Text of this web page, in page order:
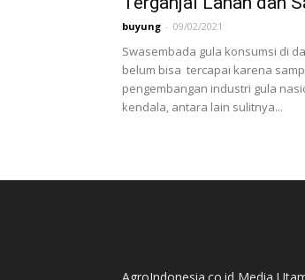
buyung - 09/02/2021
Swasembada gula konsumsi di
belum bisa tercapai karena
pengembangan industri gula
kendala, antara lain sulitnya...